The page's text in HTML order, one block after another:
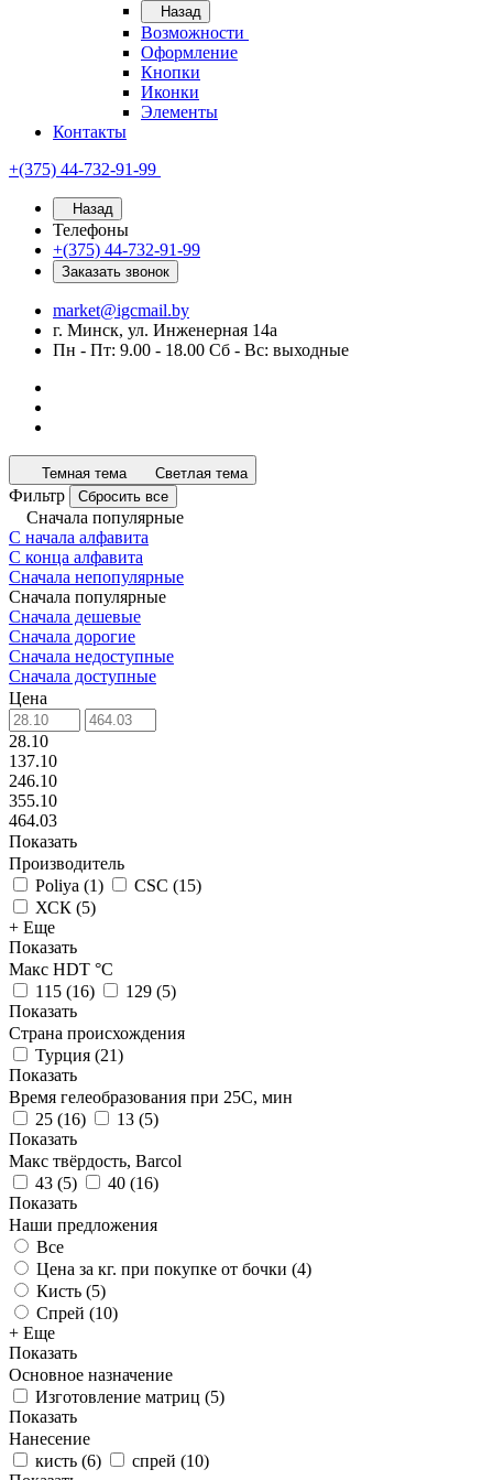
Назад
Возможности
Оформление
Кнопки
Иконки
Элементы
Контакты
+(375) 44-732-91-99
Назад
Телефоны
+(375) 44-732-91-99
Заказать звонок
market@igcmail.by
г. Минск, ул. Инженерная 14а
Пн - Пт: 9.00 - 18.00 Сб - Вс: выходные
Темная тема Светлая тема
Фильтр Сбросить все
Сначала популярные
С начала алфавита
С конца алфавита
Сначала непопулярные
Сначала популярные
Сначала дешевые
Сначала дорогие
Сначала недоступные
Сначала доступные
Цена
28.10
137.10
246.10
355.10
464.03
Показать
Производитель
Poliya (1) CSC (15)
ХСК (5)
+ Еще
Показать
Макс HDT °С
115 (16) 129 (5)
Показать
Страна происхождения
Турция (21)
Показать
Время гелеобразования при 25С, мин
25 (16) 13 (5)
Показать
Макс твёрдость, Barcol
43 (5) 40 (16)
Показать
Наши предложения
Все
Цена за кг. при покупке от бочки (4)
Кисть (5)
Спрей (10)
+ Еще
Показать
Основное назначение
Изготовление матриц (5)
Показать
Нанесение
кисть (6) спрей (10)